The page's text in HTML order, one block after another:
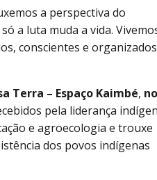
a perspectiva do
a luta muda a vida.
conscientes e organizados
Terra – Espaço Kaimbé, no
pela liderança
e agroecologia e trouxe
dos povos indígenas